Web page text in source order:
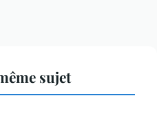
sujet